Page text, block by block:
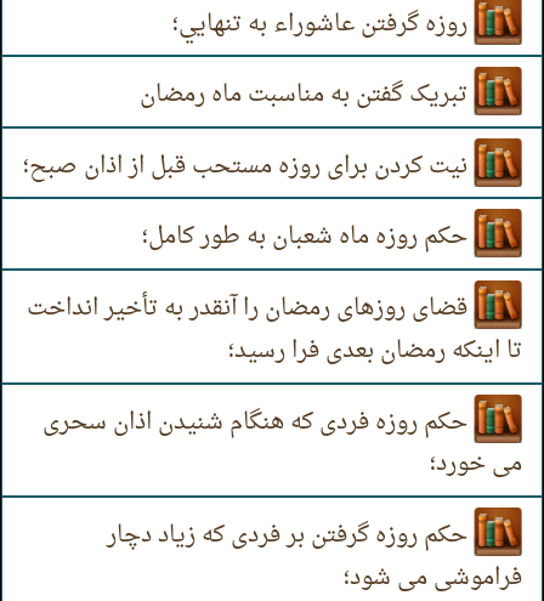
روزه گرفتن عاشوراء به تنهايي؛
تبریک گفتن به مناسبت ماه رمضان
نیت کردن برای روزه مستحب قبل از اذان صبح؛
حکم روزه ماه شعبان به طور کامل؛
قضای روزهای رمضان را آنقدر به تأخیر انداخت
تا اینکه رمضان بعدی فرا رسید؛
حکم روزه فردی که هنگام شنیدن اذان سحری
می خورد؛
حکم روزه گرفتن بر فردی که زیاد دچار
فراموشی می شود؛